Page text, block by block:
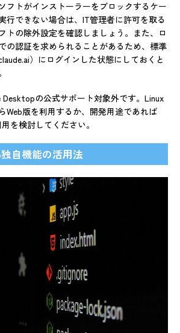
フトがインストーラーをブロックするケー
行できない場合は、IT管理者に許可を取る
トの除外設定を確認しましょう。また、ロ
の認証を求められることがあるため、標準
）にログインした状態にしておくと
Desktopの公式サポート対象外です。Linux
Web版を利用するか、開発用途であれば
を検討してください。
自機能の活用法